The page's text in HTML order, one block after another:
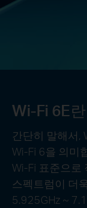
Wi-Fi 6E
간단히 말해서,
Wi-Fi 6을 의미
Wi-Fi 표준으로
스펙트럼이 더
5.925GHz ~